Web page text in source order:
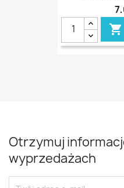

Otrzymuj
wyprzedażach